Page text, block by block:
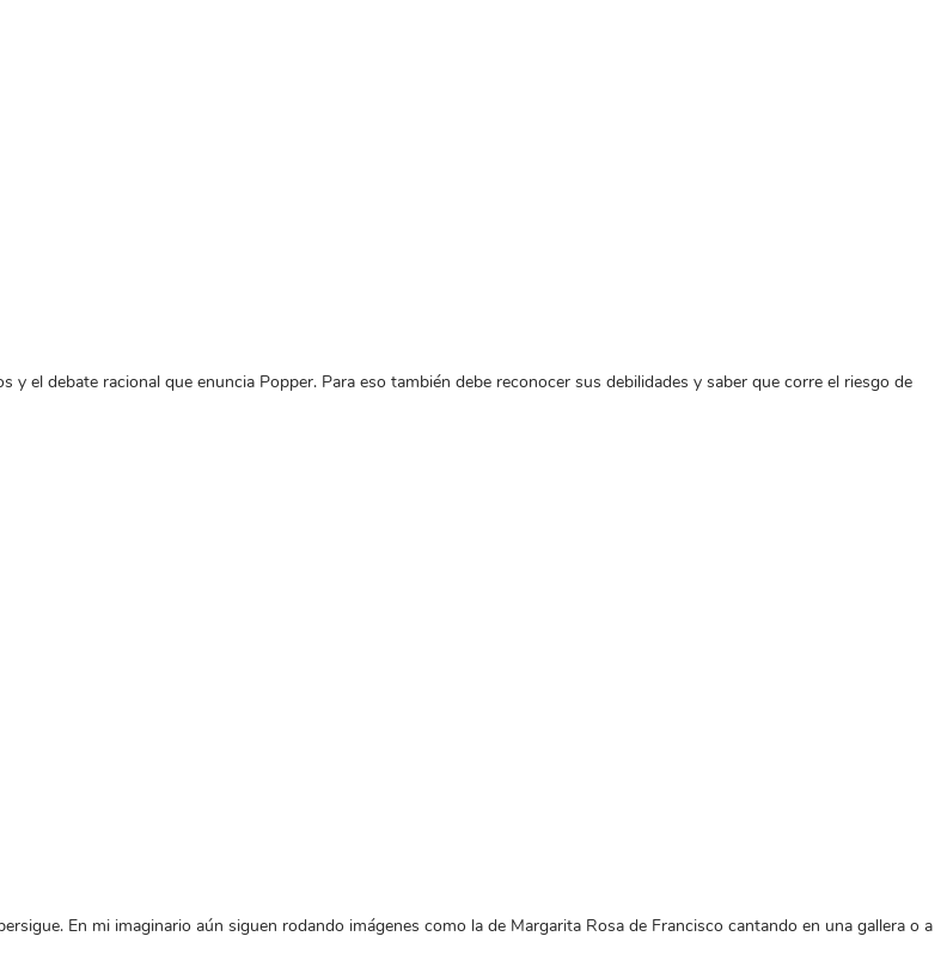
el debate racional que enuncia Popper. Para eso también debe reconocer sus debilidades y saber que corre el riesgo de
En mi imaginario aún siguen rodando imágenes como la de Margarita Rosa de Francisco cantando en una gallera o a